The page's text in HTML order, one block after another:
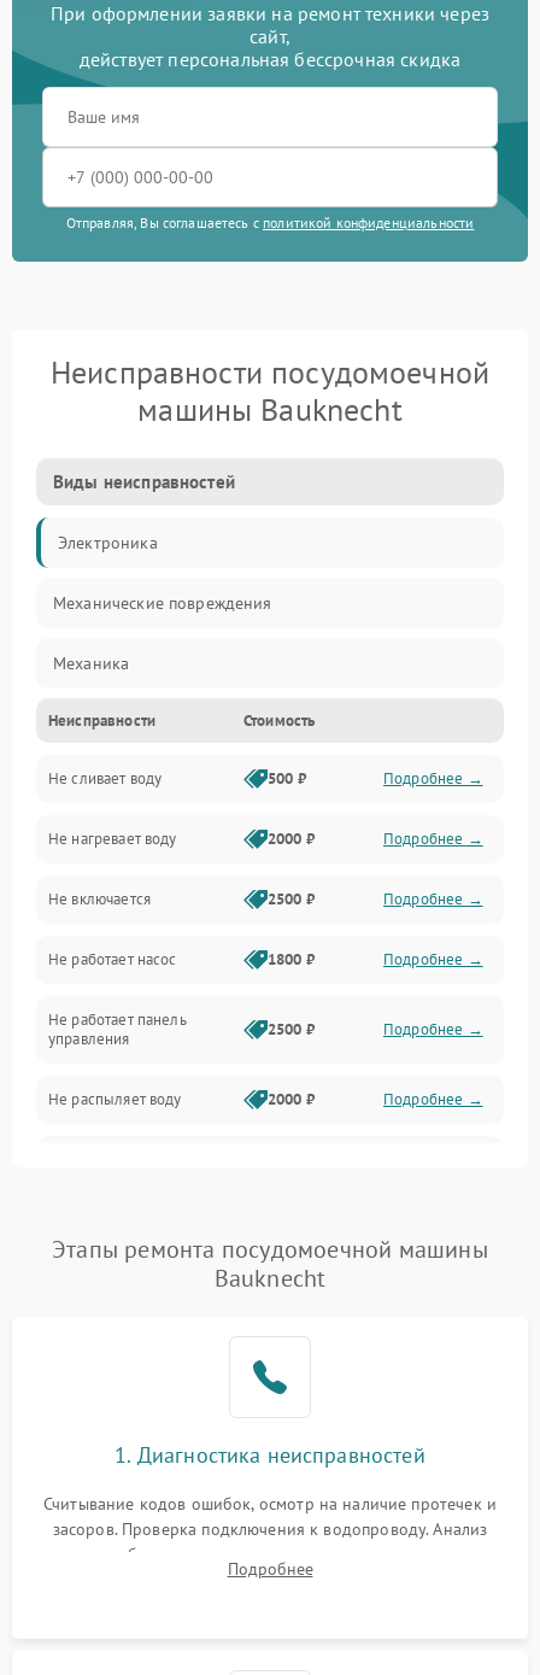
При оформлении заявки на ремонт техники через
сайт,
действует персональная бессрочная скидка
Отправляя, Вы соглашаетесь с политикой конфиденциальности
Неисправности посудомоечной
машины Bauknecht
Виды неисправностей
Электроника
Механические повреждения
Механика
Управление
Электропитание
Датчики
Нагрев
Вода
Гигиена
Программное обеспечение
Неисправности Стоимость
Не сливает воду 500 ₽ Подробнее →
Не нагревает воду 2000 ₽ Подробнее →
Не включается 2500 ₽ Подробнее →
Не работает насос 1800 ₽ Подробнее →
Не работает панель
управления
2500 ₽ Подробнее →
Не распыляет воду 2000 ₽ Подробнее →
Проблемы с набором
воды
1800 ₽ Подробнее →
1700 ₽
циркуляционным насосом
2100 ₽ Подробнее →
Этапы ремонта посудомоечной машины
Bauknecht
1. Диагностика неисправностей
Считывание кодов ошибок, осмотр на наличие протечек и
засоров. Проверка подключения к водопроводу. Анализ
жалоб на отсутствие слива, нагрева, вращения
разбрызгивателей или срабатывание системы защиты
Подробнее